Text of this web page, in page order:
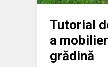
Tutorial
a
grădină